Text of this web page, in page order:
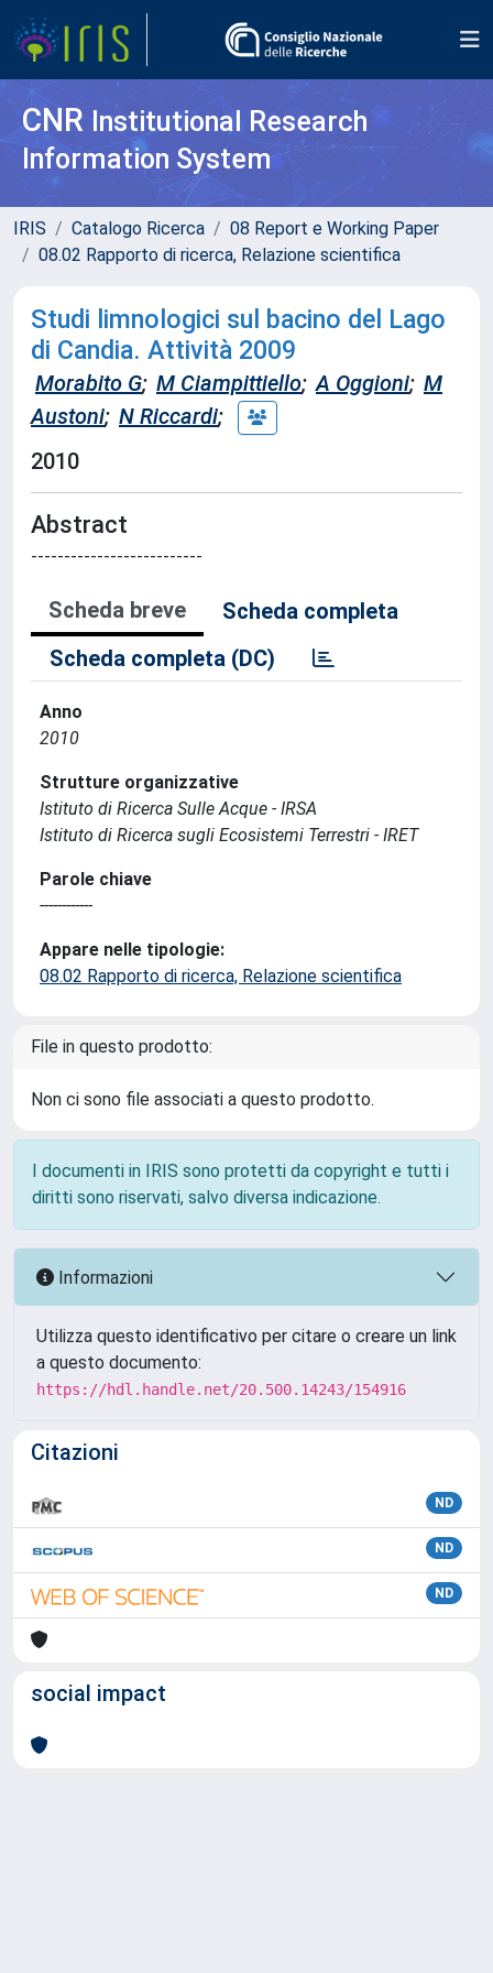
CNR Institutional Research
Information System
IRIS Catalogo Ricerca
08 Report e Working Paper
08.02 Rapporto di ricerca, Relazione scientifica
Studi limnologici sul bacino del Lago
di Candia. Attività 2009
Morabito G; M Ciampittiello; A Oggioni; M
Austoni; N Riccardi;
2010
Abstract
--------------------------
Scheda breve
Scheda completa
Scheda completa (DC)
Anno
2010
Strutture organizzative
Istituto di Ricerca Sulle Acque - IRSA
Istituto di Ricerca sugli Ecosistemi Terrestri - IRET
Parole chiave
------------
Appare nelle tipologie:
08.02 Rapporto di ricerca, Relazione scientifica
File in questo prodotto:
Non ci sono file associati a questo prodotto.
I documenti in IRIS sono protetti da copyright e tutti i
diritti sono riservati, salvo diversa indicazione.
Informazioni
Utilizza questo identificativo per citare o creare un link
a questo documento:
https://hdl.handle.net/20.500.14243/154916
Citazioni
ND
ND
ND
social impact